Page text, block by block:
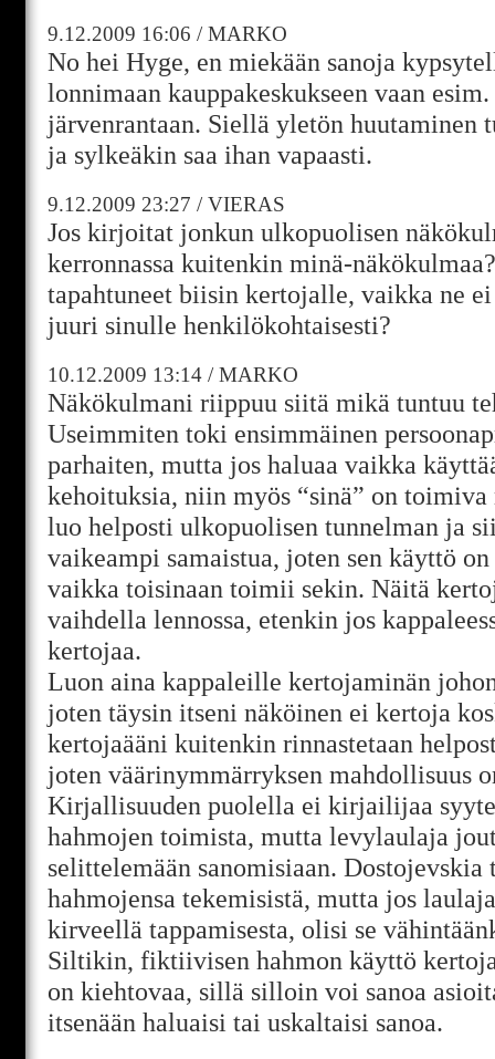
9.12.2009 16:06 /MARKO
No hei Hyge, en miekään sanoja
lonnimaan kauppakeskukseen vaan
järvenrantaan. Siellä yletön huutaminen
ja sylkeäkin saa ihan vapaasti.
9.12.2009 23:27 /VIERAS
Jos kirjoitat jonkun ulkopuolisen
kerronnassa kuitenkin minä-
tapahtuneet biisin kertojalle, vaikka ne
juuri sinulle henkilökohtaisesti?
10.12.2009 13:14 /MARKO
Näkökulmani riippuu siitä mikä tuntuu
Useimmiten toki ensimmäinen
parhaiten, mutta jos haluaa vaikka
kehoituksia, niin myös “sinä” on toimiva
luo helposti ulkopuolisen tunnelman ja
vaikeampi samaistua, joten sen käyttö
vaikka toisinaan toimii sekin. Näitä
vaihdella lennossa, etenkin jos
kertojaa.
Luon aina kappaleille kertojaminän
joten täysin itseni näköinen ei kertoja
kertojaääni kuitenkin rinnastetaan
joten väärinymmärryksen mahdollisuus
Kirjallisuuden puolella ei kirjailijaa
hahmojen toimista, mutta levylaulaja
selittelemään sanomisiaan. Dostojevskia
hahmojensa tekemisistä, mutta jos
kirveellä tappamisesta, olisi se
Siltikin, fiktiivisen hahmon käyttö
on kiehtovaa, sillä silloin voi sanoa
itsenään haluaisi tai uskaltaisi sanoa.